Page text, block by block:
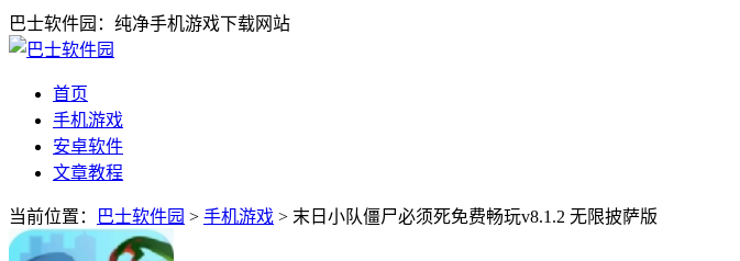
巴士软件园：纯净手机游戏下载网站
首页
手机游戏
安卓软件
文章教程
当前位置： 巴士软件园 > 手机游戏 > 末日小队僵尸必须死免费畅玩v8.1.2 无限披萨版